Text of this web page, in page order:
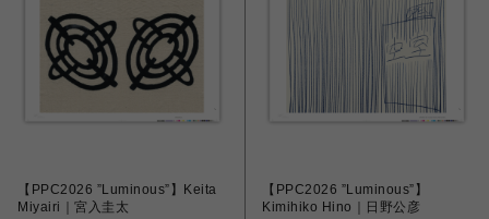
【PPC2026 ”Luminous”】Keita
Miyairi｜宮入圭太
【PPC2026 ”Luminous”】
Kimihiko Hino｜日野公彦